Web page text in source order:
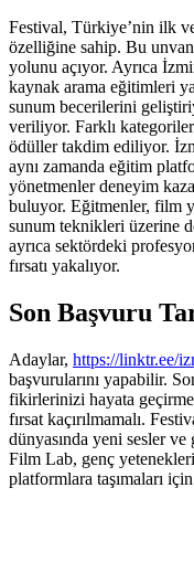
Festival, Türkiye’nin ilk
özelliğine sahip. Bu
yolunu açıyor. Ayrıca
kaynak arama eğitimleri
sunum becerilerini
veriliyor. Farklı
ödüller takdim ediliyor.
aynı zamanda eğitim
yönetmenler deneyim
buluyor. Eğitmenler, film
sunum teknikleri üzerine
ayrıca sektördeki
fırsatı yakalıyor.
Son Başvuru
Adaylar, https://linktr.ee/
başvurularını yapabilir.
fikirlerinizi hayata
fırsat kaçırılmamalı.
dünyasında yeni sesler
Film Lab, genç
platformlara taşımaları